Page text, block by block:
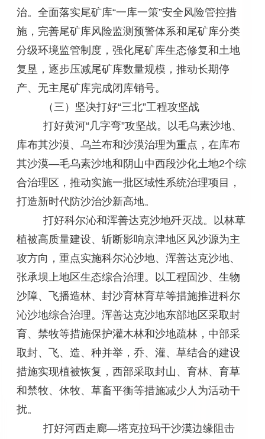
治。全面落实尾矿库“一库一策”安全风险管控措
施，完善尾矿库风险监测预警体系和尾矿库分类
分级环境监管制度，强化尾矿库生态修复和土地
复垦，逐步压减尾矿库数量规模，推动长期停
产、无主尾矿库完成闭库销号。
（三）坚决打好“三北”工程攻坚战
打好黄河“几字弯”攻坚战。以毛乌素沙地、
库布其沙漠、乌兰布和沙漠治理为重点，在库布
其沙漠—毛乌素沙地和阴山中西段沙化土地2个综
合治理区，推动实施一批区域性系统治理项目，
打造新时代防沙治沙新高地。
打好科尔沁和浑善达克沙地歼灭战。以林草
植被高质量建设、斩断影响京津地区风沙源为主
攻方向，重点实施科尔沁沙地、浑善达克沙地、
张承坝上地区生态综合治理。以工程固沙、生物
沙障、飞播造林、封沙育林育草等措施推进科尔
沁沙地综合治理。浑善达克沙地东部地区采取封
育、禁牧等措施保护灌木林和沙地疏林，中部采
取封、飞、造、种并举，乔、灌、草结合的建设
措施实现植被恢复，西部采取封山、育林、育草
和禁牧、休牧、草畜平衡等措施减少人为活动干
扰。
打好河西走廊—塔克拉玛干沙漠边缘阻击